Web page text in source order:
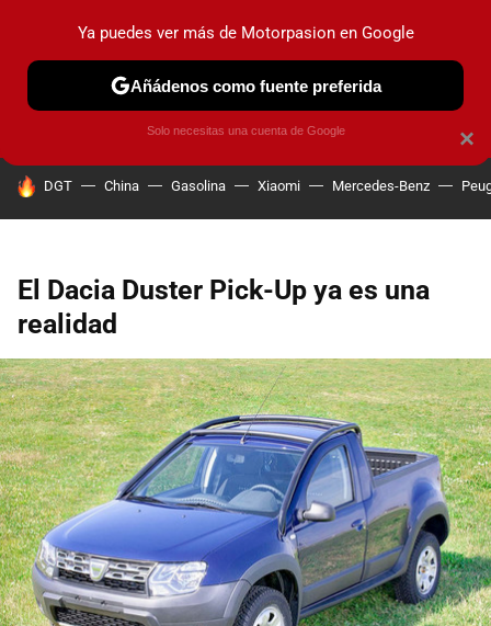
PRUEBAS COCHES ELÉCTRICOS OBSERVATORIO
HOY SE HABLA DE
DGT China Gasolina Xiaomi Mercedes-Benz
El Dacia Duster Pick-Up ya es una
realidad
×
Ya puedes ver más de Motorpasion en Google
Añádenos como fuente preferida
Solo necesitas una cuenta de Google